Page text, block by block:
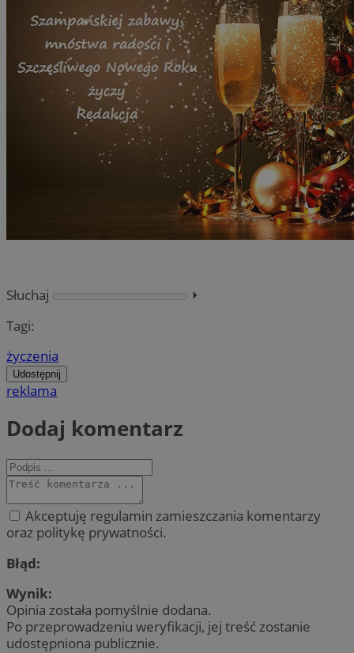
Słuchaj
⏵︎
Tagi:
życzenia
Udostępnij
reklama
Dodaj komentarz
Akceptuję regulamin zamieszczania komentarzy
oraz politykę prywatności.
Błąd:
Wynik:
Opinia została pomyślnie dodana.
Po przeprowadzeniu weryfikacji, jej treść zostanie
udostępniona publicznie.